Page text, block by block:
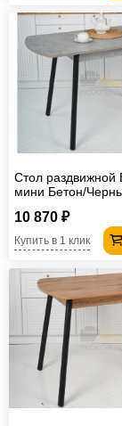
Стол раздвижной
мини Бетон/
10 870 ₽
Купить в 1 клик